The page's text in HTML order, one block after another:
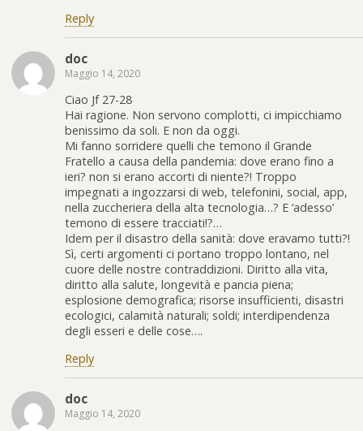
Reply
doc
Maggio 14, 2020
Ciao Jf 27-28
Hai ragione. Non servono complotti, ci impicchiamo
benissimo da soli. E non da oggi.
Mi fanno sorridere quelli che temono il Grande
Fratello a causa della pandemia: dove erano fino a
ieri? non si erano accorti di niente?! Troppo
impegnati a ingozzarsi di web, telefonini, social, app,
nella zuccheriera della alta tecnologia…? E ‘adesso’
temono di essere tracciati!?…
Idem per il disastro della sanità: dove eravamo tutti?!
Sì, certi argomenti ci portano troppo lontano, nel
cuore delle nostre contraddizioni. Diritto alla vita,
diritto alla salute, longevità e pancia piena;
esplosione demografica; risorse insufficienti, disastri
ecologici, calamità naturali; soldi; interdipendenza
degli esseri e delle cose….
Reply
doc
Maggio 14, 2020